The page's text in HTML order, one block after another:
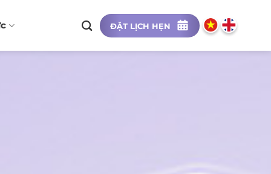
ĐẶT LỊCH HẸN